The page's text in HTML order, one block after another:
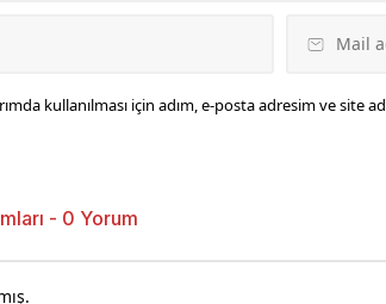
kullanılması için adım, e-posta adresim ve site
- 0 Yorum